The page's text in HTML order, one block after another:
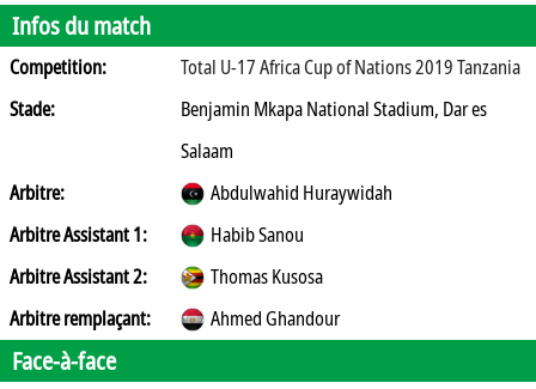
Infos du match
Competition:
Total U-17 Africa Cup of Nations 2019 Tanzania
Stade:
Benjamin Mkapa National Stadium, Dar es
Salaam
Arbitre:
Abdulwahid Huraywidah
Arbitre Assistant 1:
Habib Sanou
Arbitre Assistant 2:
Thomas Kusosa
Arbitre remplaçant:
Ahmed Ghandour
Face-à-face